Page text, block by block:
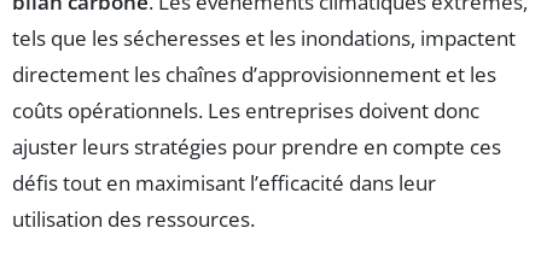
tels que les sécheresses et les inondations, impactent
directement les chaînes d’approvisionnement et les
coûts opérationnels. Les entreprises doivent donc
ajuster leurs stratégies pour prendre en compte ces
défis tout en maximisant l’efficacité dans leur
utilisation des ressources.